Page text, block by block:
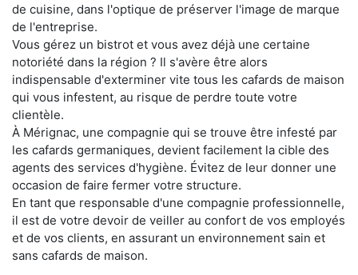
de cuisine, dans l'optique de préserver l'image de marque
de l'entreprise.
Vous gérez un bistrot et vous avez déjà une certaine
notoriété dans la région ? Il s'avère être alors
indispensable d'exterminer vite tous les cafards de maison
qui vous infestent, au risque de perdre toute votre
clientèle.
À Mérignac, une compagnie qui se trouve être infesté par
les cafards germaniques, devient facilement la cible des
agents des services d'hygiène. Évitez de leur donner une
occasion de faire fermer votre structure.
En tant que responsable d'une compagnie professionnelle,
il est de votre devoir de veiller au confort de vos employés
et de vos clients, en assurant un environnement sain et
sans cafards de maison.